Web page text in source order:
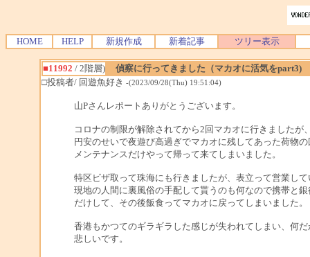
HOME HELP 新規作成 新着記事 ツリー表示
■11992 / 2階層)
偵察に行ってきました（マカオに活気をpart3)
□投稿者/ 回遊魚好き -(2023/09/28(Thu) 19:51:04)
山Pさんレポートありがとうございます。
コロナの制限が解除されてから2回マカオに行きましたが
円安のせいで夜遊び高過ぎでマカオに残してあった荷物
メンテナンスだけやって帰って来てしまいました。
特区ビザ取って珠海にも行きましたが、表立って営業し
現地の人間に裏風俗の手配して貰うのも何なので携帯と
だけして、その後飯食ってマカオに戻ってしまいました。
香港もかつてのギラギラした感じが失われてしまい、何だ
悲しいです。